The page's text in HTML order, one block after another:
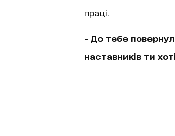
праці.
- До тебе
наставників ти